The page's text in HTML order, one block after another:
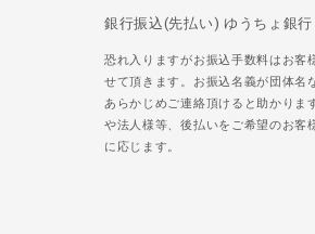
銀行振込(先払い) ゆうちょ銀行
恐れ入りますがお振込手数料はお客
せて頂きます。お振込名義が団体名
あらかじめご連絡頂けると助かりま
や法人様等、後払いをご希望のお客
に応じます。